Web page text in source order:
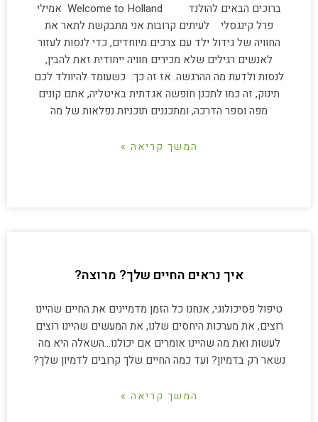
ברוכים הבאים להולנד Welcome to Holland אמילי
פרל קינגסלי לעיתים קרובות אני מתבקשת לתאר את
החוויה של גידול ילד עם צרכים מיוחדים, כדי לנסות לעזור
לאנשים רגילים שלא מכירים חוויה ייחודית זאת להבין,
לנסות ולדעת מה ההרגשה. אז זה כך: כשעומד להיוולד לכם
תינוק, זה כמו לתכנן חופשה אגדתית באיטליה, אתם קונים
מפה וספר הדרכה, ומתכננים תוכניות נפלאות של מה
המשך קריאה »
איך נראים החיים שלך? מרוצה?
טיפול פסיכולוגי, אנחנו כל הזמן מדמיינים את החיים שהיינו
רוצים, את מערכות היחסים שלנו, את המעשים שהיינו רוצים
לעשות ואת מה שהיינו אומרים אם יכולנו…השאלה היא מה
נשאר רק בדמיון? ועד כמה החיים שלך קרובים לדמיון שלך?
המשך קריאה »